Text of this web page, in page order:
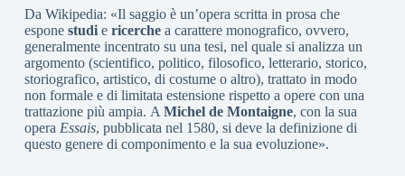
n
o
Da Wikipedia: «Il saggio è un’opera scritta in prosa che
espone studie ricerchea carattere monografico, ovvero,
generalmente incentrato su una tesi, nel quale si analizza un
argomento (scientifico, politico, filosofico, letterario, storico,
storiografico, artistico, di costume o altro), trattato in modo
non formale e di limitata estensione rispetto a opere con una
trattazione più ampia. A Michel de Montaigne, con la sua
opera Essais, pubblicata nel 1580, si deve la definizione di
questo genere di componimento e la sua evoluzione».